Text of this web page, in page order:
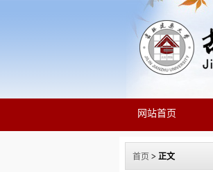
网站首页
首页 > 正文